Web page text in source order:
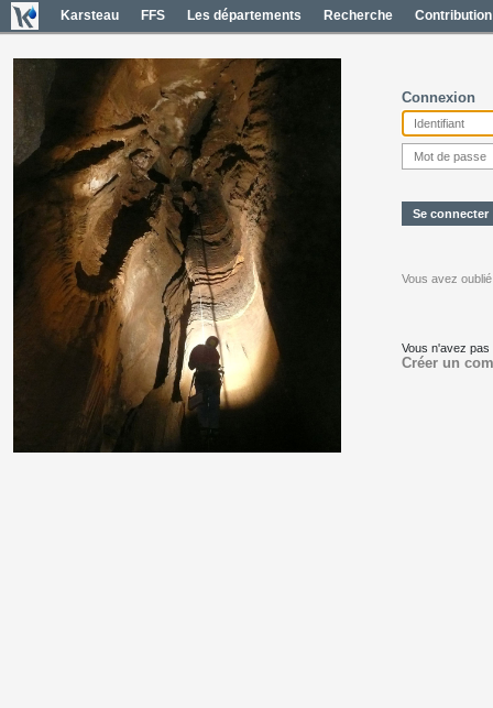
Karsteau FFS Les départements Recherche Contribution
Connexion
Vous avez
Vous n'avez
Créer un